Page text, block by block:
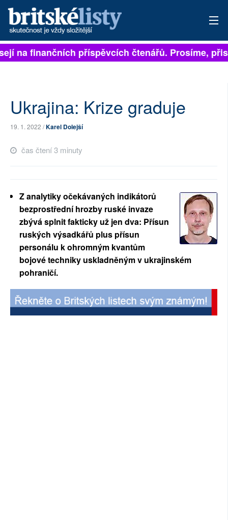
PŘIHLÁSIT
ARCHIV
ROZHOVORY
TÉMATA
AUTOŘI
PŘÍSPĚVKY NA PROVOZ
SOCIÁLNÍ SÍTĚ
RUBRIKY
PLNÁ VERZE STRÁNEK
na finančních příspěvcích čtenářů. Prosíme,
Ukrajina: Krize graduje
19. 1. 2022 /Karel Dolejší
čas čtení 3 minuty
Z analytiky očekávaných indikátorů
bezprostřední hrozby ruské invaze
zbývá splnit fakticky už jen dva: Přísun
ruských výsadkářů plus přísun
personálu k ohromným kvantům
bojové techniky uskladněným v ukrajinském
pohraničí.